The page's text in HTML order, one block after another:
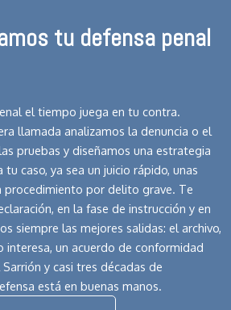
tu defensa penal
el tiempo juega en tu contra.
llamada analizamos la denuncia o el
pruebas y diseñamos una estrategia
caso, ya sea un juicio rápido, unas
procedimiento por delito grave. Te
en la fase de instrucción y en
siempre las mejores salidas: el archivo,
interesa, un acuerdo de conformidad
y casi tres décadas de
está en buenas manos.